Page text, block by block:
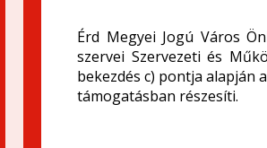
Érd Megyei Jogú Város
szervei Szervezeti és
bekezdés c) pontja alapján
támogatásban részesíti.